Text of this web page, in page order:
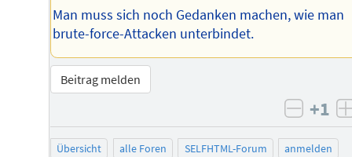
Man muss sich noch Gedanken machen, wie man
brute-force-Attacken unterbindet.
Beitrag melden
+1
Übersicht alle Foren SELFHTML-Forum
anmelden